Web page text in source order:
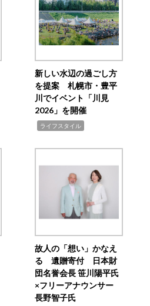
新しい水辺の過ごし方
を提案 札幌市・豊平
川でイベント「川見
2026」を開催
ライフスタイル
故人の「想い」かなえ
る 遺贈寄付 日本財
団名誉会長 笹川陽平氏
×フリーアナウンサー
長野智子氏